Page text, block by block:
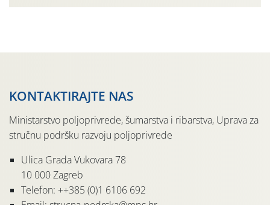
KONTAKTIRAJTE NAS
Ministarstvo poljoprivrede, šumarstva i ribarstva, Uprava za
stručnu podršku razvoju poljoprivrede
Ulica Grada Vukovara 78
10 000 Zagreb
Telefon: ++385 (0)1 6106 692